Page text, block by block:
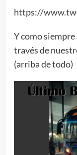
https://
Y como siempre
través de
(arriba de todo)